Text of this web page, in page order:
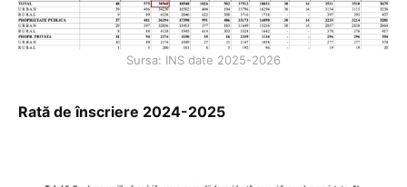
Sursa: INS date 2025-2026
Rată de înscriere 2024-2025